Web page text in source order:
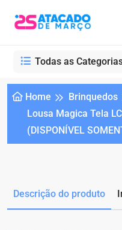
Todas as
Home
Brinquedos
Lousa Magica Tela
(DISPONÍVEL
Descrição do produto